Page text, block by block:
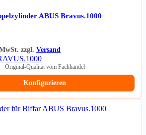
ABUS Bravus.1000
zzgl. Versand
Original-Qualität vom Fachhandel
Konfigurieren